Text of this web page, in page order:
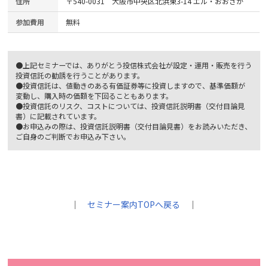
参加費用 無料
●上記セミナーでは、ありがとう投信株式会社が設定・運用・販売を行う
投資信託の勧誘を行うことがあります。
●投資信託は、値動きのある有価証券等に投資しますので、基準価額が
変動し、購入時の価額を下回ることもあります。
●投資信託のリスク、コストについては、投資信託説明書（交付目論見
書）に記載されています。
●お申込みの際は、投資信託説明書（交付目論見書）をお読みいただき、
ご自身のご判断でお申込み下さい。
｜セミナー案内TOPへ戻る ｜